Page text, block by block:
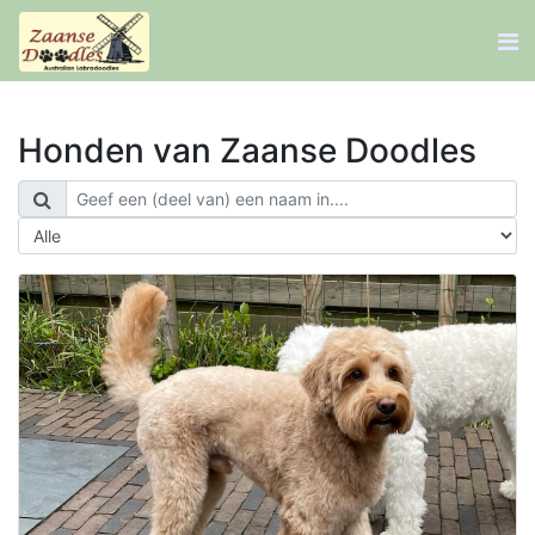
Honden van Zaanse Doodles